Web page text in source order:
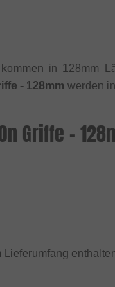
kommen in 128mm
- 128mm werden
Griffe -